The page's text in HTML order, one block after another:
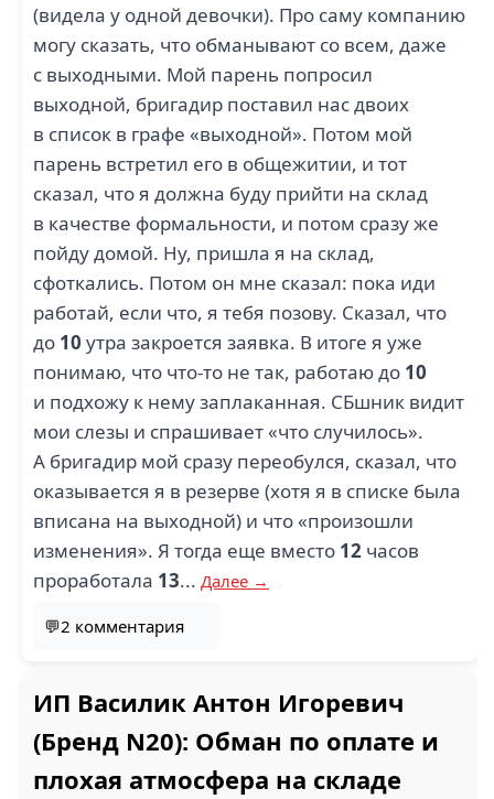
(видела у одной девочки). Про саму компанию
могу сказать, что обманывают со всем, даже
с выходными. Мой парень попросил
выходной, бригадир поставил нас двоих
в список в графе «выходной». Потом мой
парень встретил его в общежитии, и тот
сказал, что я должна буду прийти на склад
в качестве формальности, и потом сразу же
пойду домой. Ну, пришла я на склад,
сфоткались. Потом он мне сказал: пока иди
работай, если что, я тебя позову. Сказал, что
до 10 утра закроется заявка. В итоге я уже
понимаю, что что-то не так, работаю до 10
и подхожу к нему заплаканная. СБшник видит
мои слезы и спрашивает «что случилось».
А бригадир мой сразу переобулся, сказал, что
оказывается я в резерве (хотя я в списке была
вписана на выходной) и что «произошли
изменения». Я тогда еще вместо 12 часов
проработала 13... Далее →
💬2 комментария
ИП Василик Антон Игоревич
(Бренд N20): Обман по оплате и
плохая атмосфера на складе